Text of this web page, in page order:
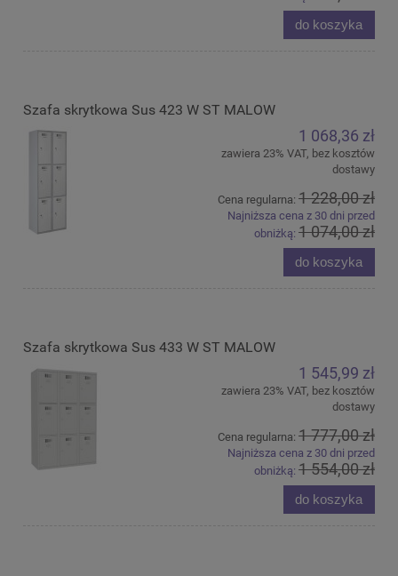
do koszyka
Szafa skrytkowa Sus 423 W ST MALOW
1 068,36 zł
zawiera 23% VAT, bez kosztów
dostawy
Cena regularna: 1 228,00 zł
Najniższa cena z 30 dni przed
obniżką: 1 074,00 zł
do koszyka
Szafa skrytkowa Sus 433 W ST MALOW
1 545,99 zł
zawiera 23% VAT, bez kosztów
dostawy
Cena regularna: 1 777,00 zł
Najniższa cena z 30 dni przed
obniżką: 1 554,00 zł
do koszyka